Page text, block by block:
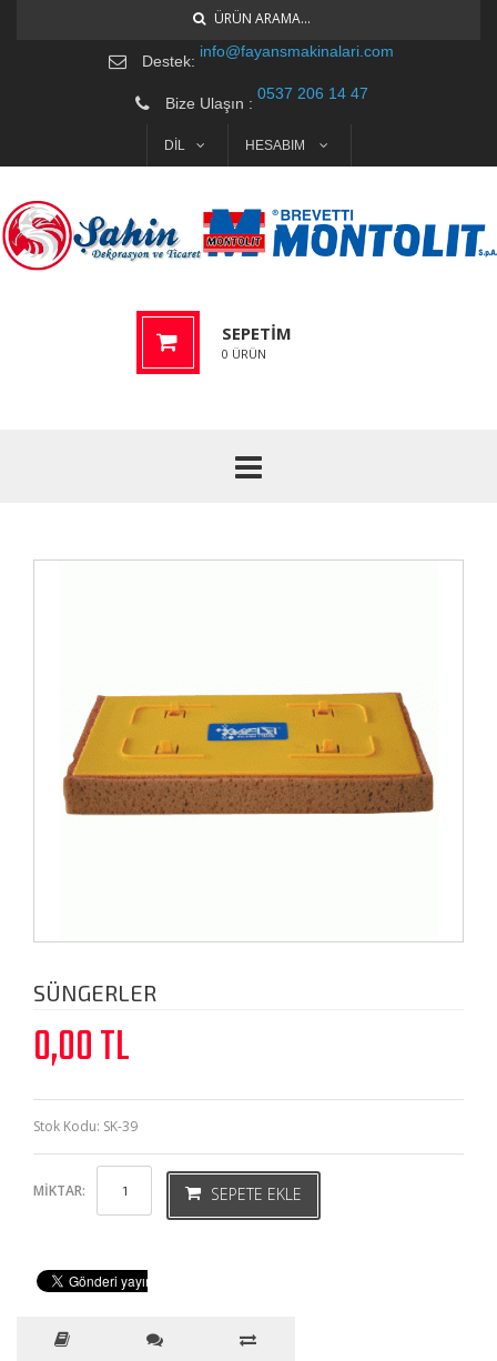
ÜRÜN ARAMA...
Destek:
info@fayansmakinalari.com
Bize Ulaşın :
0537 206 14 47
DİL HESABIM
SEPETIM
0 ÜRÜN
SÜNGERLER
0,00TL
Stok Kodu: SK-39
MIKTAR: SEPETE EKLE